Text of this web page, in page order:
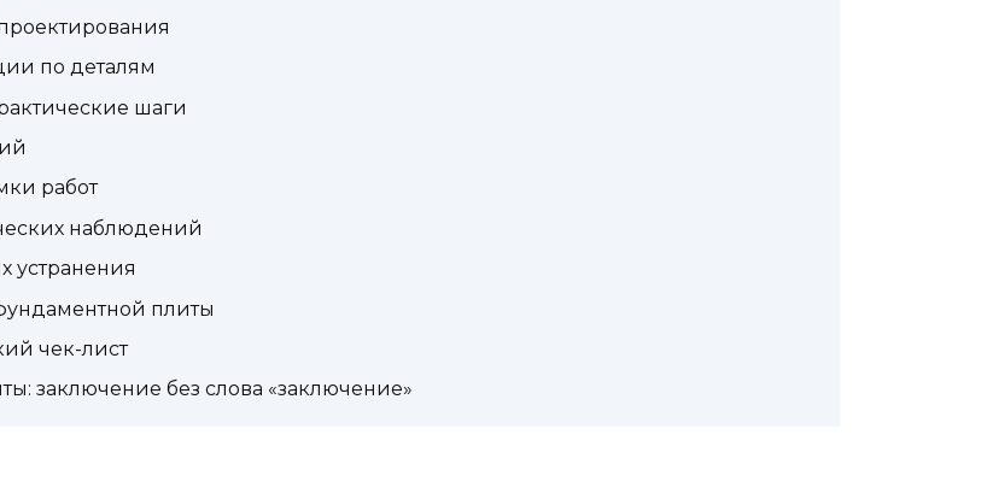
по деталям
шаги
работ
наблюдений
устранения
плиты
чек-лист
заключение без слова «заключение»